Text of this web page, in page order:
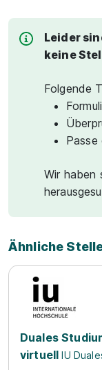
Leider
keine
Folgende
Passe
Wir haben
Ähnliche
Duales
virtuell IU